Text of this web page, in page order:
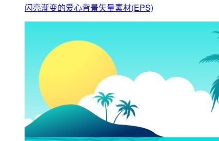
闪亮渐变的爱心背景矢量素材(EPS)